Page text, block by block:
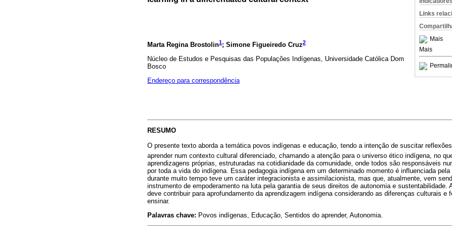
Links
Mais
Mais
Marta Regina Brostolin1; Simone Figueiredo Cruz2
Núcleo de Estudos e Pesquisas das Populações Indígenas, Universidade Católica Dom
Bosco
Endereço para correspondência
RESUMO
O presente texto aborda a temática povos indígenas e educação, tendo a intenção de suscitar
aprender num contexto cultural diferenciado, chamando a atenção para o universo ético indígena, no
aprendizagens próprias, estruturadas na cotidianidade da comunidade, onde todos são responsáveis
por toda a vida do indígena. Essa pedagogia indígena em um determinado momento é influenciada
durante muito tempo teve um caráter integracionista e assimilacionista, mas que, atualmente, vem
instrumento de empoderamento na luta pela garantia de seus direitos de autonomia e sustentabilidade.
deve contribuir para aprofundamento da aprendizagem indígena considerando as diferenças culturais e
ensinar.
Palavras chave: Povos indígenas, Educação, Sentidos do aprender, Autonomia.